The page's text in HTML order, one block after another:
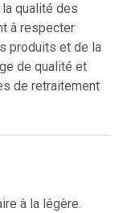
qualité des
à respecter
produits et de la
de qualité et
de retraitement
à la légère.